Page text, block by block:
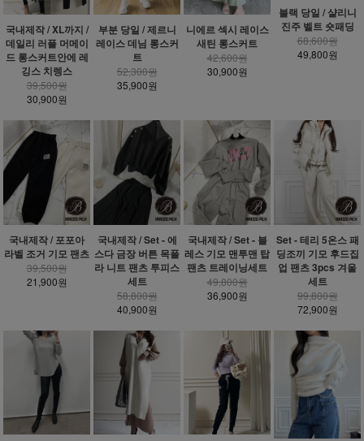
국내제작 / XL까지 /
데일리 러플 머메이
드 롱스커트안에 레
깅스 치렝스
39,500원
30,900원
부분 당일 / 제르니
레이스 데님 롱스커
트
52,300원
35,900원
니에르 섹시 레이스
새틴 롱스커트
42,600원
30,900원
블랙 당일 / 샬리니
진주 벨트 숏패딩
68,600원
49,800원
국내제작 / 포포아
라벨 조거 기모 팬츠
39,500원
21,900원
국내제작 / Set - 에
스다 금장 버튼 목폴
라 니트 팬츠 투피스
세트
58,800원
40,900원
국내제작 / Set - 블
레스 기모 맨투맨 탑
팬츠 트레이닝세트
49,800원
36,900원
Set - 테리 5온스 패
딩조끼 기모 후드집
업 팬츠 3pcs 겨울
세트
99,800원
72,900원